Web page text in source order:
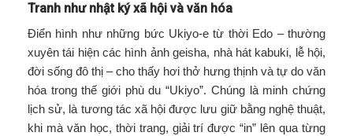
Tranh như nhật ký xã hội và văn hóa
Điển hình như những bức Ukiyo-e từ thời Edo – thường
xuyên tái hiện các hình ảnh geisha, nhà hát kabuki, lễ hội,
đời sống đô thị – cho thấy hơi thở hưng thịnh và tự do văn
hóa trong thế giới phù du “Ukiyo”. Chúng là minh chứng
lịch sử, là tương tác xã hội được lưu giữ bằng nghệ thuật,
khi mà văn học, thời trang, giải trí được “in” lên qua từng